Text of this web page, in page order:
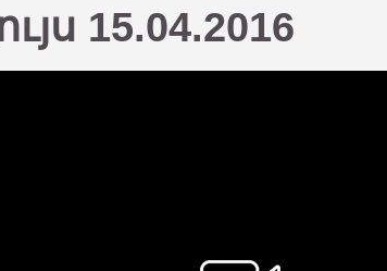
15.04.2016